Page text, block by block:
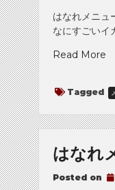
はなれメニュ
なにすごいイ
Read More“は
メ
ニ
ュ
紹
今
Tagged
はなれ
Posted on